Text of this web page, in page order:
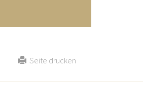
Seite drucken